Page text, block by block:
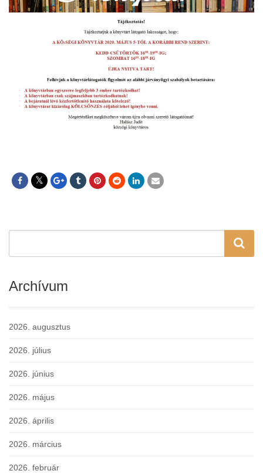
Archívum
2026. augusztus
2026. július
2026. június
2026. május
2026. április
2026. március
2026. február